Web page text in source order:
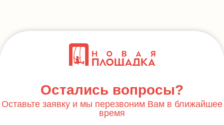
Остались вопросы?
Оставьте заявку и мы перезвоним Вам в ближайшее
время